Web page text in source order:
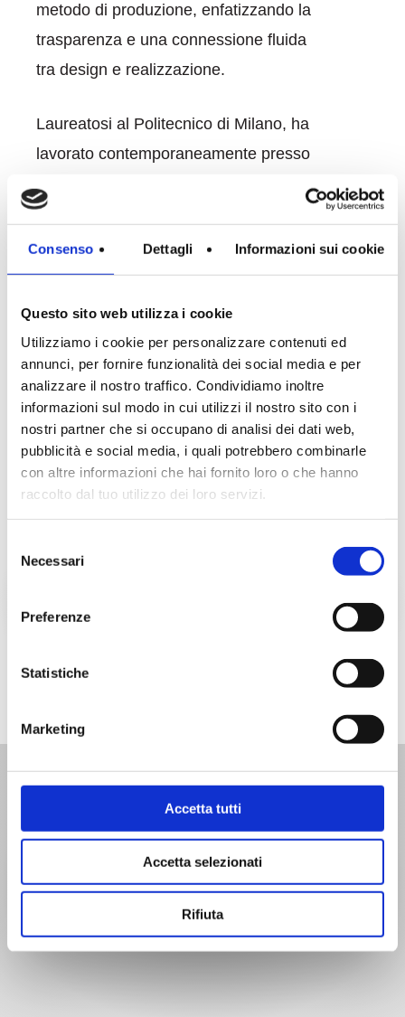
Consenso Dettagli Informazioni sui cookie
Questo sito web utilizza i cookie
Utilizziamo i cookie per personalizzare contenuti ed
annunci, per fornire funzionalità dei social media e per
analizzare il nostro traffico. Condividiamo inoltre
informazioni sul modo in cui utilizzi il nostro sito con i
nostri partner che si occupano di analisi dei dati web,
pubblicità e social media, i quali potrebbero combinarle
con altre informazioni che hai fornito loro o che hanno
raccolto dal tuo utilizzo dei loro servizi.
delNecessari
Preferenze
Statistiche
Marketing
Accetta tutti
Accetta selezionati
Rifiuta
metodo di produzione, enfatizzando la
trasparenza e una connessione fluida
tra design e realizzazione.
Laureatosi al Politecnico di Milano, ha
lavorato contemporaneamente presso
lo
ha collaborato con lo
GarthGlobal
a Berlino e con loStudio
ClaudioBellinia Milano. Dopo queste
lavorare come Lead Designer presso
Extremis per quasi 5 anni. Ora è
tornato a Milano, ma pronto a
trasferirsi.
trova i nostri
punti vendita
trovali qui